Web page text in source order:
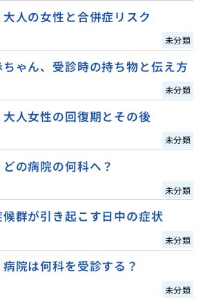
人の女性と合併症リスク
未分類
ゃん、受診時の持ち物と伝え方
未分類
人女性の回復期とその後
未分類
の病院の何科へ？
未分類
群が引き起こす日中の症状
未分類
院は何科を受診する？
未分類